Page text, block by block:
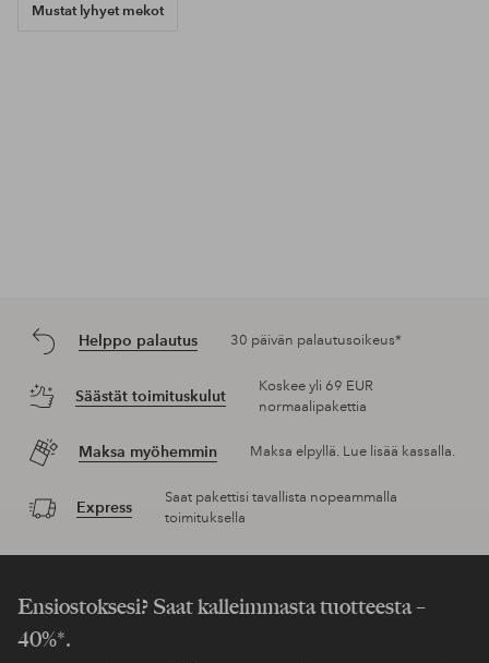
Mustat lyhyet mekot
Helppo palautus 30 päivän palautusoikeus*
Säästät toimituskulut
Koskee yli 69 EUR
normaalipakettia
Maksa myöhemmin Maksa elpyllä. Lue lisää kassalla.
Express
Saat pakettisi tavallista nopeammalla
toimituksella
Ensiostoksesi? Saat kalleimmasta tuotteesta –
40%*.